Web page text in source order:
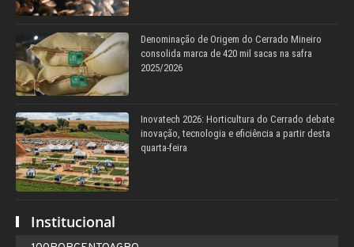
Denominação de Origem do Cerrado Mineiro
consolida marca de 420 mil sacas na safra
2025/2026
Inovatech 2026: Horticultura do Cerrado debate
inovação, tecnologia e eficiência a partir desta
quarta-feira
Institucional